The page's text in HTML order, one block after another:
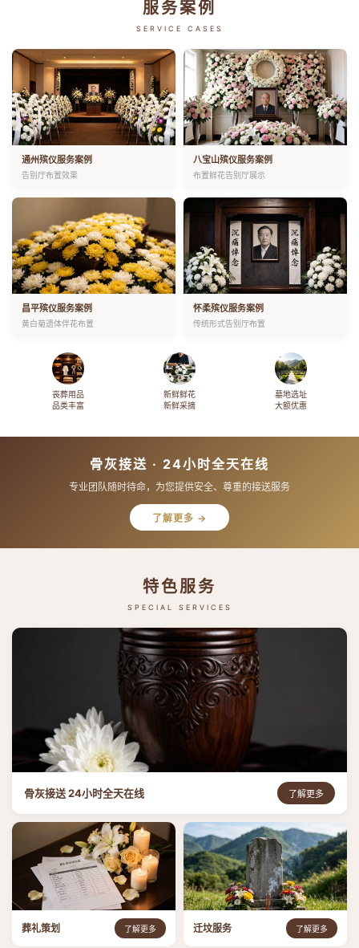
服务案例
SERVICE CASES
通州殡仪服务案例
告别厅布置效果
八宝山殡仪服务案例
布置鲜花告别厅展示
昌平殡仪服务案例
黄白菊遗体伴花布置
怀柔殡仪服务案例
传统形式告别厅布置
丧葬用品
品类丰富
新鲜鲜花
新鲜采摘
墓地选址
大额优惠
骨灰接送 · 24小时全天在线
专业团队随时待命，为您提供安全、尊重的接送服务
了解更多 →
特色服务
SPECIAL SERVICES
骨灰接送 24小时全天在线 了解更多
葬礼策划 了解更多 迁坟服务 了解更多